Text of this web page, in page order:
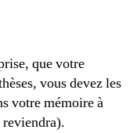
que votre
vous devez les
votre mémoire à